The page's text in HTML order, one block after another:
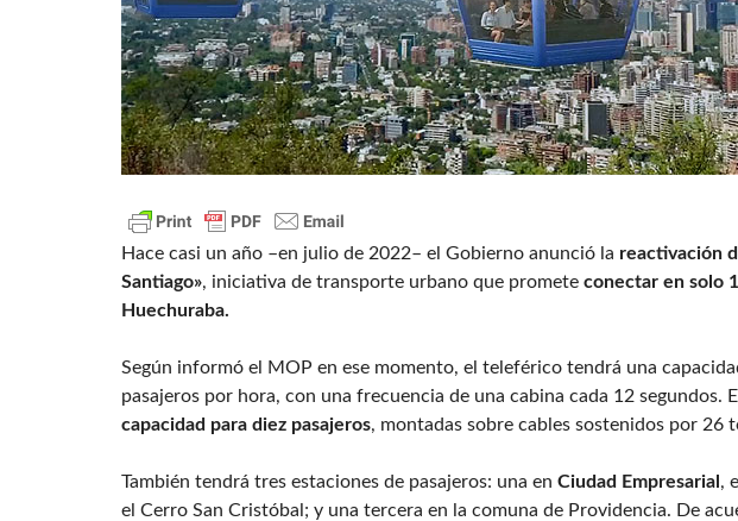
Hace casi un año –en julio de 2022– el Gobierno anunció la reactivación
Santiago», iniciativa de transporte urbano que promete conectar en solo
Huechuraba.
Según informó el MOP en ese momento, el teleférico tendrá una
pasajeros por hora, con una frecuencia de una cabina cada 12 segundos.
capacidad para diez pasajeros, montadas sobre cables sostenidos por 26
También tendrá tres estaciones de pasajeros: una en Ciudad Empresarial ,
el Cerro San Cristóbal; y una tercera en la comuna de Providencia. De